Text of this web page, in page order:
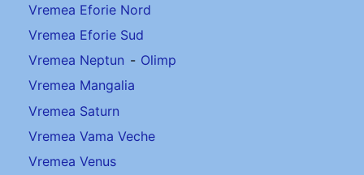
Vremea Eforie Nord
Vremea Eforie Sud
Vremea Neptun - Olimp
Vremea Mangalia
Vremea Saturn
Vremea Vama Veche
Vremea Venus